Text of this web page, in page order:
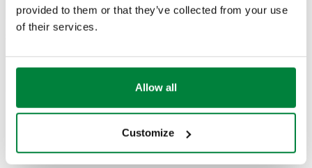
provided to them or that they’ve collected from your use
of their services.
Allow all
Customize
DWG DXF PDF